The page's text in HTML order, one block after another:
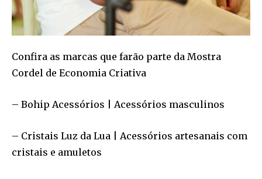
Confira as marcas que farão parte da Mostra
Cordel de Economia Criativa
– Bohip Acessórios | Acessórios masculinos
– Cristais Luz da Lua | Acessórios artesanais com
cristais e amuletos